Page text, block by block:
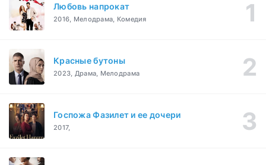
Любовь напрокат
2016, Мелодрама, Комедия
Красные бутоны
2023, Драма, Мелодрама
Госпожа Фазилет и ее дочери
2017,